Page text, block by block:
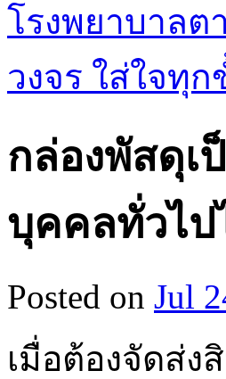
โรงพยาบาลต
วงจร ใส่ใจทุ
กล่องพัสดุเ
บุคคลทั่วไป
Posted on Jul
เมื่อต้องจัดส่ง